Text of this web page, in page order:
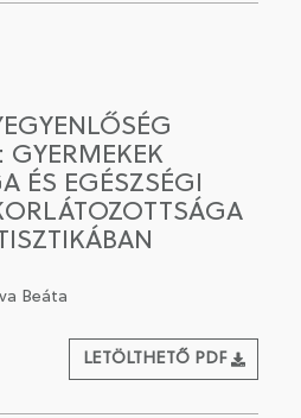
ÉS EGÉSZSÉGI
Beáta
LETÖLTHETŐ PDF